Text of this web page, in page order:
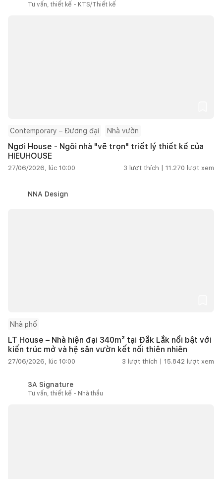
Tư vấn, thiết kế - KTS/Thiết kế
Contemporary – Đương đại Nhà vườn
Ngơi House - Ngôi nhà "vẽ trọn" triết lý thiết kế của
HIEUHOUSE
27/06/2026, lúc 10:00 3 lượt thích | 11.270 lượt xem
NNA Design
Nhà phố
LT House – Nhà hiện đại 340m² tại Đắk Lắk nổi bật với
kiến trúc mở và hệ sân vườn kết nối thiên nhiên
27/06/2026, lúc 10:00 3 lượt thích | 15.842 lượt xem
3A Signature
Tư vấn, thiết kế - Nhà thầu